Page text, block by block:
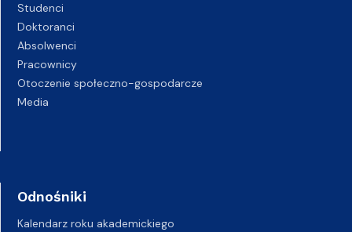
Studenci
Doktoranci
Absolwenci
Pracownicy
Otoczenie społeczno-gospodarcze
Media
Odnośniki
Kalendarz roku akademickiego